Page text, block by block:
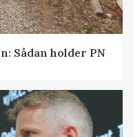
Sådan holder PN